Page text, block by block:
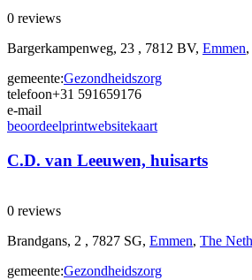
0 reviews
Bargerkampenweg, 23 , 7812 BV, Emmen,
gemeente:Gezondheidszorg
telefoon+31 591659176
e-mail
beoordeelprintwebsitekaart
C.D. van Leeuwen, huisarts
0 reviews
Brandgans, 2 , 7827 SG, Emmen, The
gemeente:Gezondheidszorg